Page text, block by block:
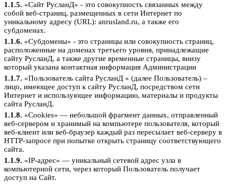
1.1.5. «Сайт РусланД» - это совокупность связанных между
собой веб-страниц, размещенных в сети Интернет по
уникальному адресу (URL): anrusland.ru, а также его
субдоменах.
1.1.6. «Субдомены» - это страницы или совокупность страниц,
расположенные на доменах третьего уровня, принадлежащие
сайту РусланД, а также другие временные страницы, внизу
который указана контактная информация Администрации
1.1.7. «Пользователь сайта РусланД » (далее Пользователь) –
лицо, имеющее доступ к сайту РусланД, посредством сети
Интернет и использующее информацию, материалы и продукты
сайта РусланД.
1.1.8. «Cookies» — небольшой фрагмент данных, отправленный
веб-сервером и хранимый на компьютере пользователя, который
веб-клиент или веб-браузер каждый раз пересылает веб-серверу в
HTTP-запросе при попытке открыть страницу соответствующего
сайта.
1.1.9. «IP-адрес» — уникальный сетевой адрес узла в
компьютерной сети, через который Пользователь получает
доступ на Сайт.